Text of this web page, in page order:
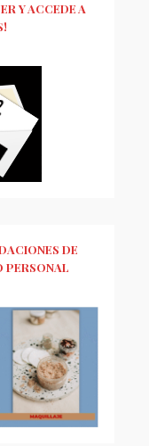
Y ACCEDE A
DE
PERSONAL